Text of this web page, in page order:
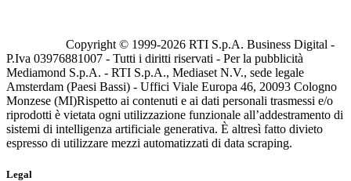
Copyright © 1999-2026 RTI S.p.A. Business Digital -
P.Iva 03976881007 - Tutti i diritti riservati - Per la pubblicità
Mediamond S.p.A. - RTI S.p.A., Mediaset N.V., sede legale
Amsterdam (Paesi Bassi) - Uffici Viale Europa 46, 20093 Cologno
Monzese (MI)Rispetto ai contenuti e ai dati personali trasmessi e/o
riprodotti è vietata ogni utilizzazione funzionale all’addestramento di
sistemi di intelligenza artificiale generativa. È altresì fatto divieto
espresso di utilizzare mezzi automatizzati di data scraping.
Legal